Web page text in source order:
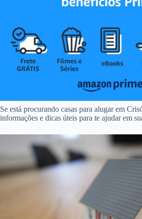
Se está procurando casas para alugar em
informações e dicas úteis para te ajudar em